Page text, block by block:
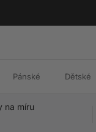
Pánské Dětské
na míru